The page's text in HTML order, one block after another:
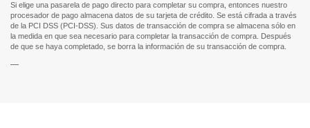
Si elige una pasarela de pago directo para completar su compra, entonces nuestro
procesador de pago almacena datos de su tarjeta de crédito. Se está cifrada a través
de la PCI DSS (PCI-DSS). Sus datos de transacción de compra se almacena sólo en
la medida en que sea necesario para completar la transacción de compra. Después
de que se haya completado, se borra la información de su transacción de compra.
----